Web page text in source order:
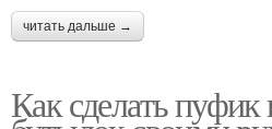
читать дальше →
Как сделать